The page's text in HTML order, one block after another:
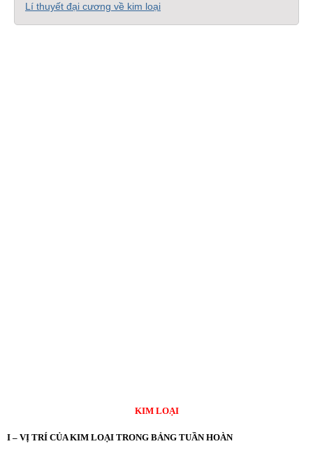
Lí thuyết đại cương về kim loại
KIM LOẠI
I – VỊ TRÍ CỦA KIM LOẠI TRONG BẢNG TUẦN HOÀN